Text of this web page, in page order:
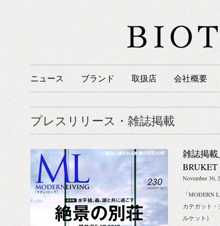
ニュース ブランド 取扱店 会社概要
プレスリリース・雑誌掲載
雑誌掲載
BRUKET
November 30,
「MODERN
カテガット
ルケット）